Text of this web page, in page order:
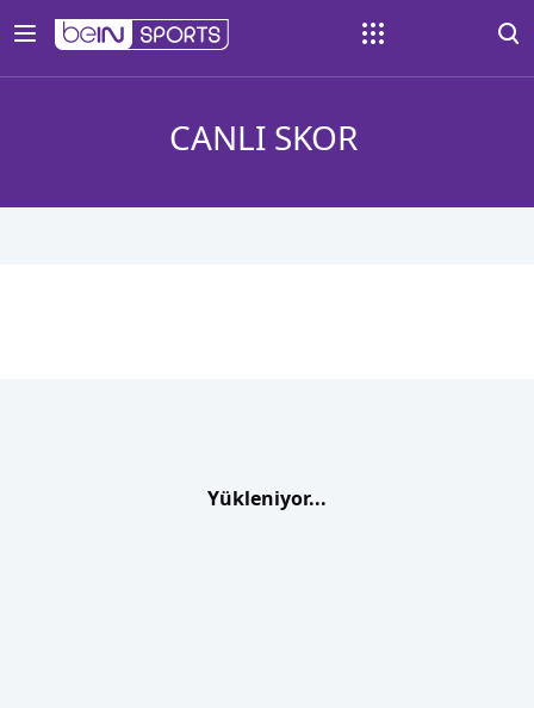
CANLI SKOR
Yükleniyor...